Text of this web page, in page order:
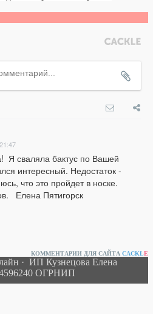
Я сваляла бактус по Вашей
интересный. Недостаток -
что это пройдет в носке.
Елена Пятигорск